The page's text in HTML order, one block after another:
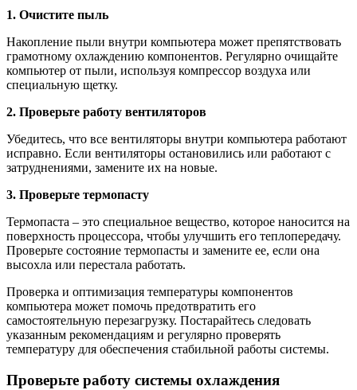
1. Очистите пыль
Накопление пыли внутри компьютера может препятствовать
грамотному охлаждению компонентов. Регулярно очищайте
компьютер от пыли, используя компрессор воздуха или
специальную щетку.
2. Проверьте работу вентиляторов
Убедитесь, что все вентиляторы внутри компьютера работают
исправно. Если вентиляторы остановились или работают с
затруднениями, замените их на новые.
3. Проверьте термопасту
Термопаста – это специальное вещество, которое наносится на
поверхность процессора, чтобы улучшить его теплопередачу.
Проверьте состояние термопасты и замените ее, если она
высохла или перестала работать.
Проверка и оптимизация температуры компонентов
компьютера может помочь предотвратить его
самостоятельную перезагрузку. Постарайтесь следовать
указанным рекомендациям и регулярно проверять
температуру для обеспечения стабильной работы системы.
Проверьте работу системы охлаждения